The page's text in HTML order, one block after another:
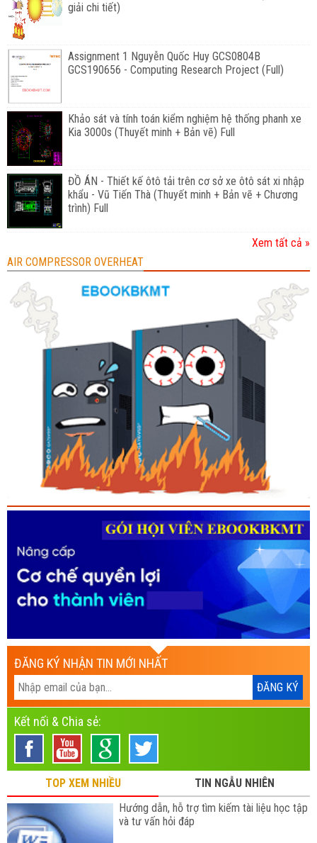
giải chi tiết)
Assignment 1 Nguyễn Quốc Huy GCS0804B
GCS190656 - Computing Research Project (Full)
Khảo sát và tính toán kiểm nghiệm hệ thống phanh xe
Kia 3000s (Thuyết minh + Bản vẽ) Full
ĐỒ ÁN - Thiết kế ôtô tải trên cơ sở xe ôtô sát xi nhập
khẩu - Vũ Tiến Thà (Thuyết minh + Bản vẽ + Chương
trình) Full
Xem tất cả »
AIR COMPRESSOR OVERHEAT
ĐĂNG KÝ NHẬN TIN MỚI NHẤT
Kết nối & Chia sẻ:
TOP XEM NHIỀU
TIN NGẪU NHIÊN
Hướng dẫn, hỗ trợ tìm kiếm tài liệu học tập
và tư vấn hỏi đáp